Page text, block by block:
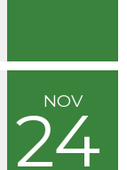
NOV
24